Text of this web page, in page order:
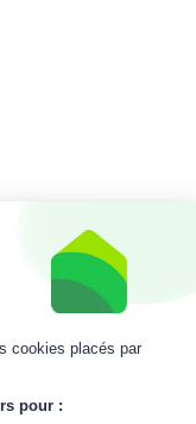
cookies placés par
pour :